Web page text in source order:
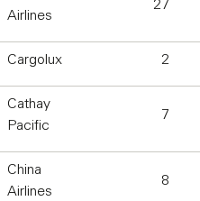
Airlines
27
Cargolux 2
Cathay
Pacific
7
China
Airlines
8